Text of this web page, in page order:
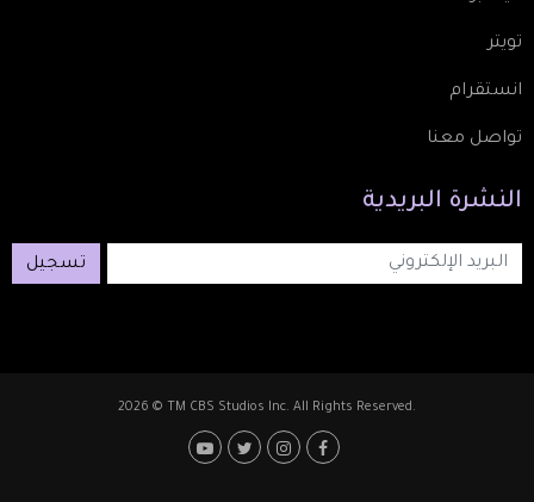
تويتر
انستقرام
تواصل معنا
النشرة البريدية
تسجيل
2026 © TM CBS Studios Inc. All Rights Reserved.
Footer: Social Media